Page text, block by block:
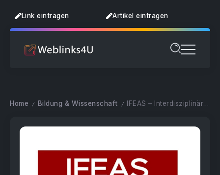
Link eintragen Artikel eintragen
Home / Bildung & Wissenschaft / IFEAS – Interdisziplinäres Fortbildungszentrum und Equine Akademie Stadthagen